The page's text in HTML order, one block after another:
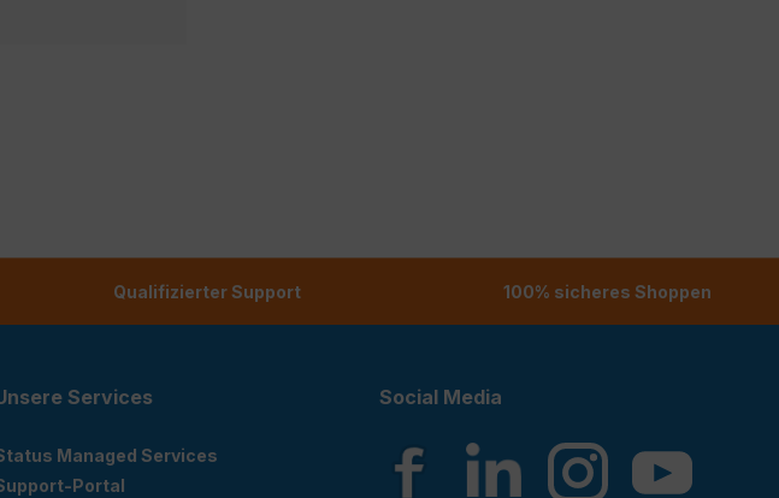
Qualifizierter Support 100% sicheres Shoppen
Services
Managed Services
Portal
Social Media